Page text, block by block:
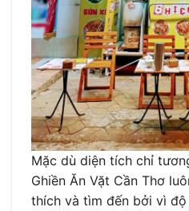
Mặc dù diện tích chỉ
Ghiền Ăn Vặt Cần Thơ
thích và tìm đến bởi vì